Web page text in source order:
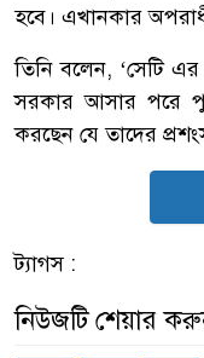
হবে। এখানকার
তিনি বলেন, ‘সেটি এর
সরকার আসার পরে
করছেন যে তাদের
ট্যাগস :
নিউজটি শেয়ার